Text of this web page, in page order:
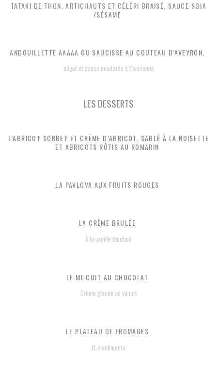
TATAKI DE THON, ARTICHAUTS ET CÉLÉRI BRAISÉ, SAUCE SOJA
/SÉSAME
ANDOUILLETTE AAAAA OU SAUCISSE AU COUTEAU D’AVEYRON,
aligot et sauce moutarde à l’ancienne
LES DESSERTS
L’ABRICOT SORBET ET CRÈME D’ABRICOT, SABLÉ À LA NOISETTE
ET ABRICOTS RÔTIS AU ROMARIN
LA PAVLOVA AUX FRUITS ROUGES
LA CRÈME BRULÉE
À la vanille bourbon
LE MI-CUIT AU CHOCOLAT
Crème glacée au yaourt
LE PLATEAU DE FROMAGES
Et condiments